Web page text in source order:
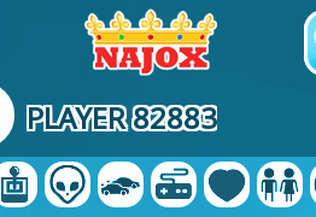
PLAYER 82883